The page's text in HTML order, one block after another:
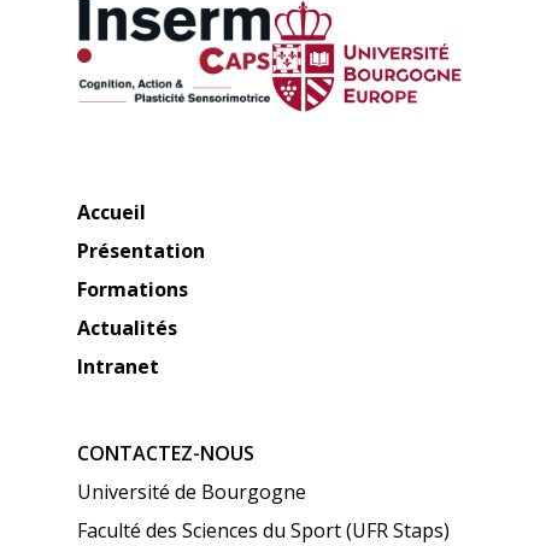
Accueil
Présentation
Formations
Actualités
Intranet
CONTACTEZ-NOUS
Université de Bourgogne
Faculté des Sciences du Sport (UFR Staps)